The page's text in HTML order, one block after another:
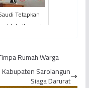
Tetapkan
Iduladha pada
Rumah Warga
Sarolangun
Siaga Darurat